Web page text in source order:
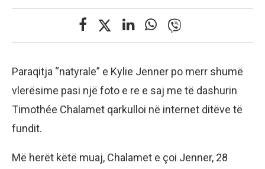
Paraqitja “natyrale” e Kylie Jenner po merr shumë
vlerësime pasi një foto e re e saj me të dashurin
Timothée Chalamet qarkulloi në internet ditëve të
fundit.
Më herët këtë muaj, Chalamet e çoi Jenner, 28